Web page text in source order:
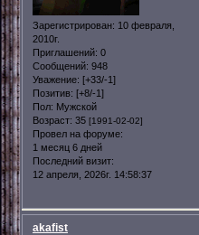
Зарегистрирован: 10 февраля,
2010г.
Приглашений: 0
Сообщений: 948
Уважение: [+33/-1]
Позитив: [+8/-1]
Пол: Мужской
Возраст: 35 [1991-02-02]
Провел на форуме:
1 месяц 6 дней
Последний визит:
12 апреля, 2026г. 14:58:37
akafist